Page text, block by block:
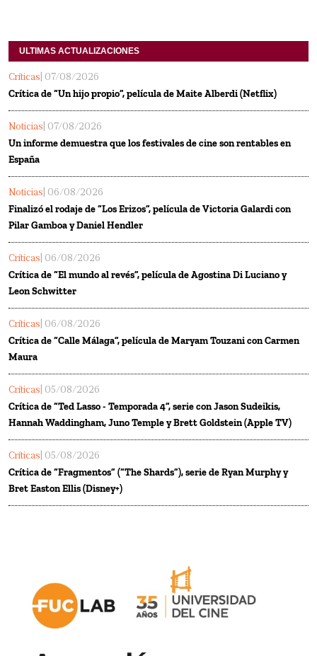
ULTIMAS ACTUALIZACIONES
Críticas | 07/08/2026
Crítica de “Un hijo propio”, película de Maite Alberdi (Netflix)
Noticias | 07/08/2026
Un informe demuestra que los festivales de cine son rentables en
España
Noticias | 06/08/2026
Finalizó el rodaje de “Los Erizos”, película de Victoria Galardi con
Pilar Gamboa y Daniel Hendler
Críticas | 06/08/2026
Crítica de “El mundo al revés”, película de Agostina Di Luciano y
Leon Schwitter
Críticas | 06/08/2026
Crítica de “Calle Málaga”, película de Maryam Touzani con Carmen
Maura
Críticas | 05/08/2026
Crítica de “Ted Lasso - Temporada 4”, serie con Jason Sudeikis,
Hannah Waddingham, Juno Temple y Brett Goldstein (Apple TV)
Críticas | 05/08/2026
Crítica de “Fragmentos” (“The Shards”), serie de Ryan Murphy y
Bret Easton Ellis (Disney+)